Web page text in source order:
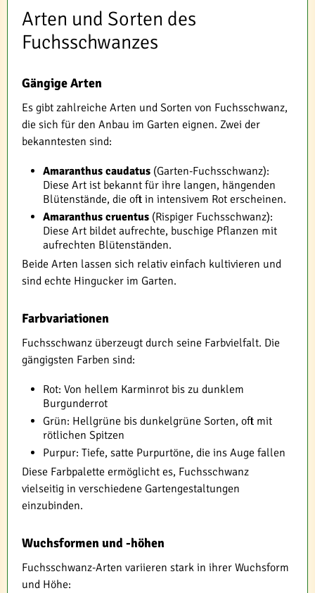
Arten und Sorten des
Fuchsschwanzes
Gängige Arten
Es gibt zahlreiche Arten und Sorten von Fuchsschwanz,
die sich für den Anbau im Garten eignen. Zwei der
bekanntesten sind:
Amaranthus caudatus (Garten-Fuchsschwanz):
Diese Art ist bekannt für ihre langen, hängenden
Blütenstände, die oft in intensivem Rot erscheinen.
Amaranthus cruentus (Rispiger Fuchsschwanz):
Diese Art bildet aufrechte, buschige Pflanzen mit
aufrechten Blütenständen.
Beide Arten lassen sich relativ einfach kultivieren und
sind echte Hingucker im Garten.
Farbvariationen
Fuchsschwanz überzeugt durch seine Farbvielfalt. Die
gängigsten Farben sind:
Rot: Von hellem Karminrot bis zu dunklem
Burgunderrot
Grün: Hellgrüne bis dunkelgrüne Sorten, oft mit
rötlichen Spitzen
Purpur: Tiefe, satte Purpurtöne, die ins Auge fallen
Diese Farbpalette ermöglicht es, Fuchsschwanz
vielseitig in verschiedene Gartengestaltungen
einzubinden.
Wuchsformen und -höhen
Fuchsschwanz-Arten variieren stark in ihrer Wuchsform
und Höhe: